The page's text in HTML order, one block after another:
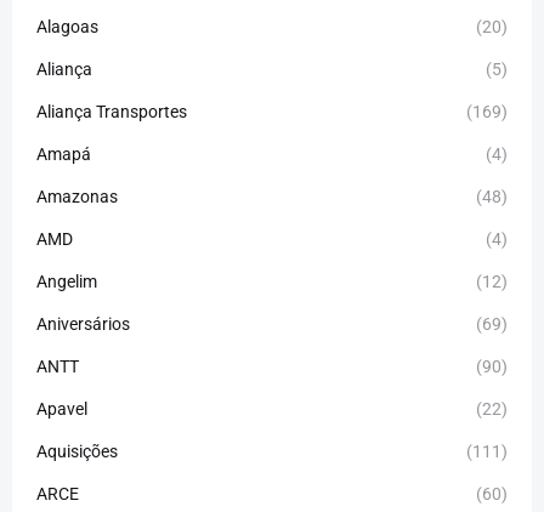
Alagoas (20)
Aliança (5)
Aliança Transportes (169)
Amapá (4)
Amazonas (48)
AMD (4)
Angelim (12)
Aniversários (69)
ANTT (90)
Apavel (22)
Aquisições (111)
ARCE (60)